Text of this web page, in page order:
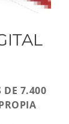
DE 7.400